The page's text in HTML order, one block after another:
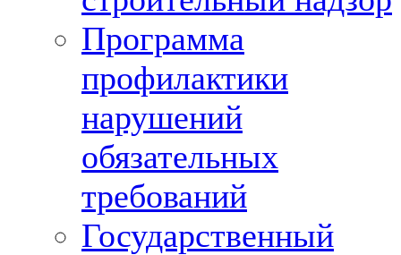
Программа
профилактики
нарушений
обязательных
требований
Государственный